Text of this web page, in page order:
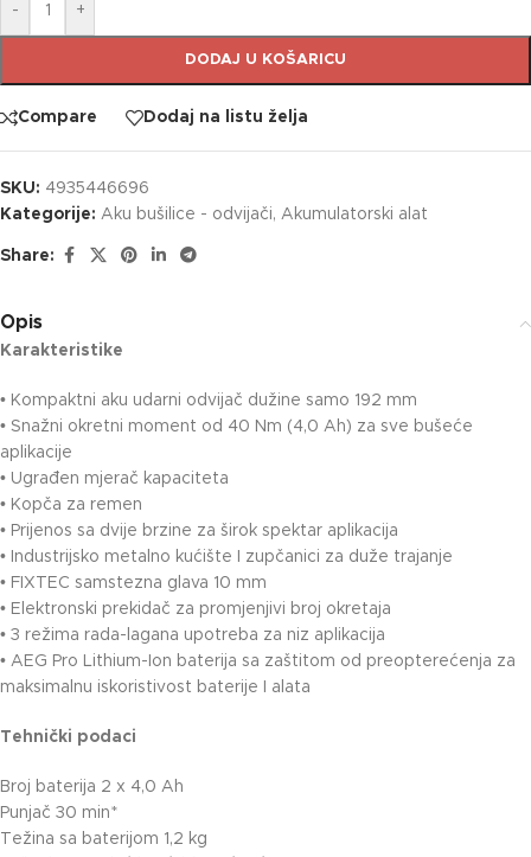
- +
DODAJ U KOŠARICU
Compare Dodaj na listu želja
SKU: 4935446696
Kategorije: Aku bušilice - odvijači, Akumulatorski alat
Share:
Opis
Karakteristike
• Kompaktni aku udarni odvijač dužine samo 192 mm
• Snažni okretni moment od 40 Nm (4,0 Ah) za sve bušeće
aplikacije
• Ugrađen mjerač kapaciteta
• Kopča za remen
• Prijenos sa dvije brzine za širok spektar aplikacija
• Industrijsko metalno kućište I zupčanici za duže trajanje
• FIXTEC samstezna glava 10 mm
• Elektronski prekidač za promjenjivi broj okretaja
• 3 režima rada-lagana upotreba za niz aplikacija
• AEG Pro Lithium-Ion baterija sa zaštitom od preopterećenja za
maksimalnu iskoristivost baterije I alata
Tehnički podaci
Broj baterija 2 x 4,0 Ah
Punjač 30 min*
Težina sa baterijom 1,2 kg